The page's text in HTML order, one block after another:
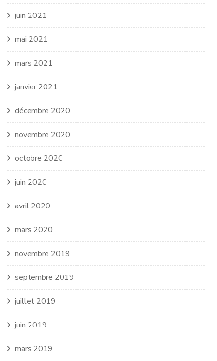
juin 2021
mai 2021
mars 2021
janvier 2021
décembre 2020
novembre 2020
octobre 2020
juin 2020
avril 2020
mars 2020
novembre 2019
septembre 2019
juillet 2019
juin 2019
mars 2019